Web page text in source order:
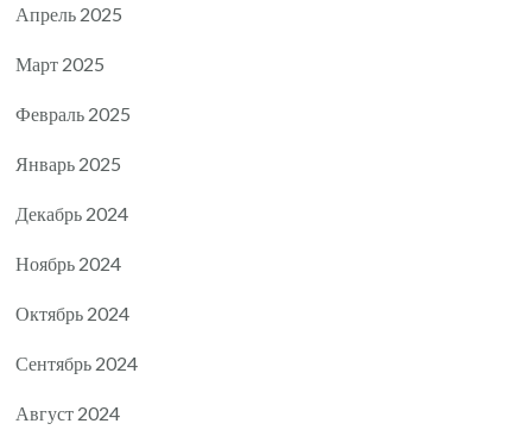
Апрель 2025
Март 2025
Февраль 2025
Январь 2025
Декабрь 2024
Ноябрь 2024
Октябрь 2024
Сентябрь 2024
Август 2024